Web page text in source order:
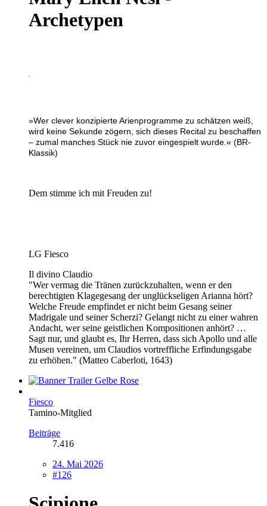
Archetypen
»Wer clever konzipierte Arienprogramme zu schätzen weiß,
wird keine Sekunde zögern, sich dieses Recital zu beschaffen
– zumal manches Stück nie zuvor eingespielt wurde.« (BR-
Klassik)
Dem stimme ich mit Freuden zu!
LG Fiesco
Il divino Claudio
"Wer vermag die Tränen zurückzuhalten, wenn er den
berechtigten Klagegesang der unglückseligen Arianna hört?
Welche Freude empfindet er nicht beim Gesang seiner
Madrigale und seiner Scherzi? Gelangt nicht zu einer wahren
Andacht, wer seine geistlichen Kompositionen anhört? …
Sagt nur, und glaubt es, Ihr Herren, dass sich Apollo und alle
Musen vereinen, um Claudios vortreffliche Erfindungsgabe
zu erhöhen." (Matteo Caberloti, 1643)
Fiesco
Tamino-Mitglied
Beiträge
7.416
24. Mai 2026
#126